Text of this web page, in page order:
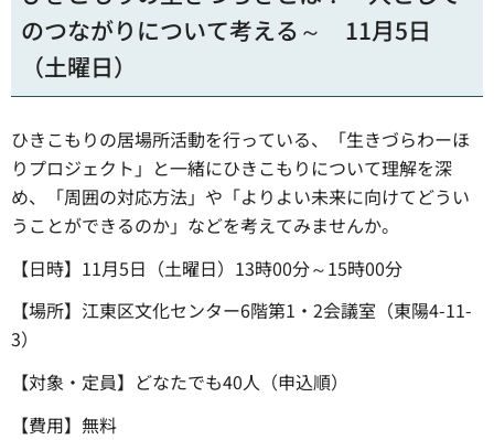
のつながりについて考える～ 11月5日
（土曜日）
ひきこもりの居場所活動を行っている、「生きづらわーほ
りプロジェクト」と一緒にひきこもりについて理解を深
め、「周囲の対応方法」や「よりよい未来に向けてどうい
うことができるのか」などを考えてみませんか。
【日時】11月5日（土曜日）13時00分～15時00分
【場所】江東区文化センター6階第1・2会議室（東陽4-11-
3）
【対象・定員】どなたでも40人（申込順）
【費用】無料